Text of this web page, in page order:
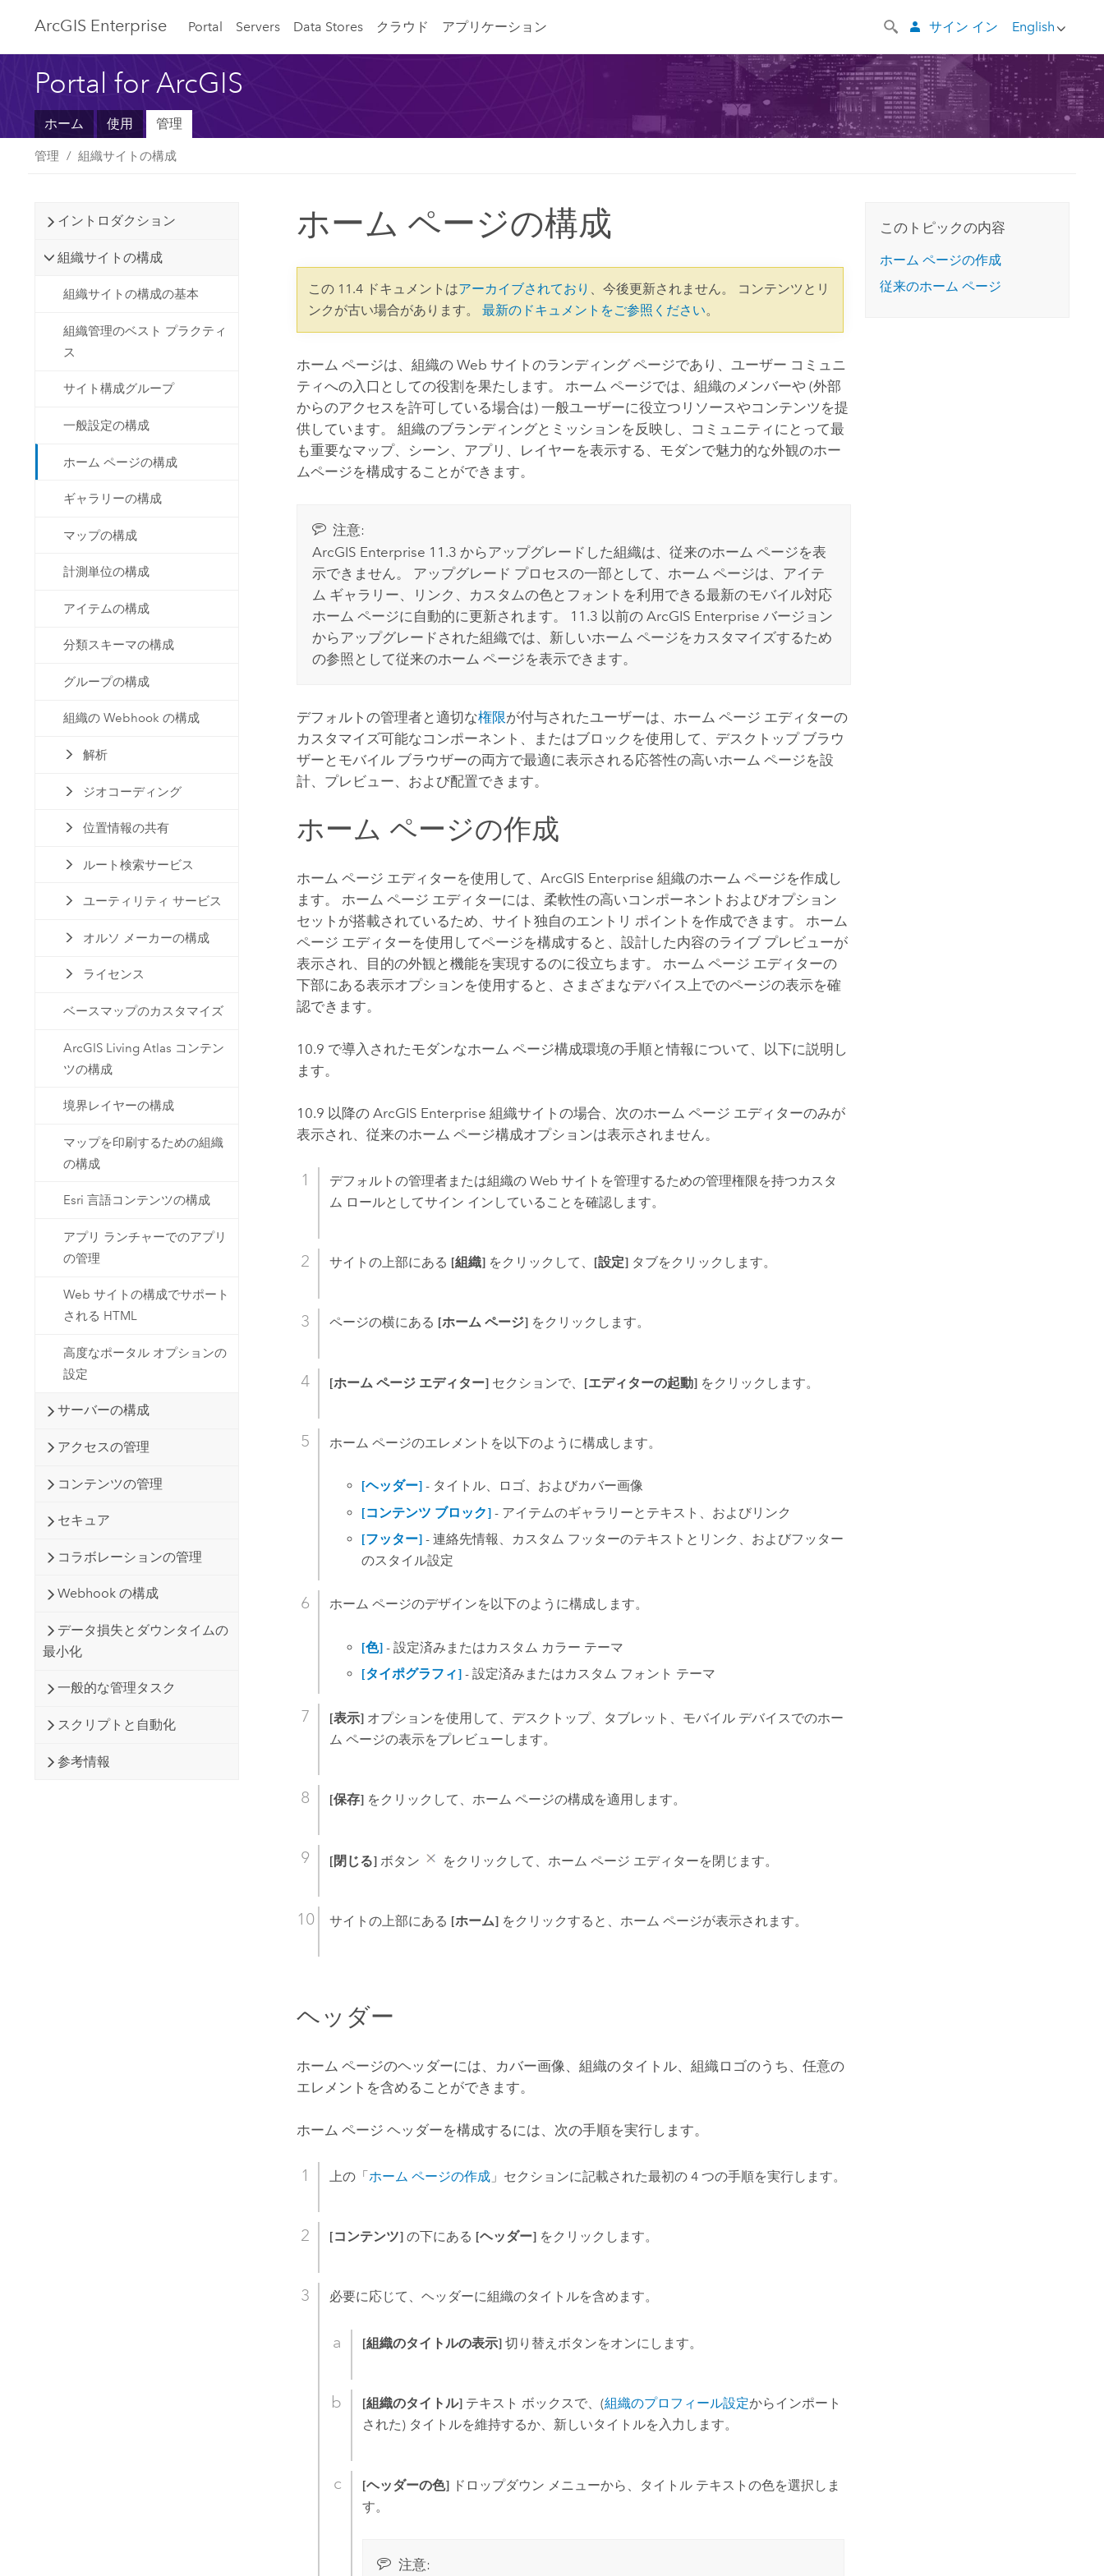
ArcGIS Enterprise Portal Servers Data Stores クラウド アプリケーション English
サイン イン
Portal for ArcGIS
ホーム 使用 管理
管理 組織サイトの構成
イントロダクション
組織サイトの構成
組織サイトの構成の基本
組織管理のベスト プラクティ
ス
サイト構成グループ
一般設定の構成
ホーム ページの構成
ギャラリーの構成
マップの構成
計測単位の構成
アイテムの構成
分類スキーマの構成
グループの構成
組織の Webhook の構成
解析
ジオコーディング
位置情報の共有
ルート検索サービス
ユーティリティ サービス
オルソ メーカーの構成
ライセンス
ベースマップのカスタマイズ
ArcGIS Living Atlas コンテン
ツの構成
境界レイヤーの構成
マップを印刷するための組織
の構成
Esri 言語コンテンツの構成
アプリ ランチャーでのアプリ
の管理
Web サイトの構成でサポート
される HTML
高度なポータル オプションの
設定
サーバーの構成
アクセスの管理
コンテンツの管理
セキュア
コラボレーションの管理
Webhook の構成
データ損失とダウンタイムの
最小化
一般的な管理タスク
スクリプトと自動化
参考情報
ホーム ページの構成
この 11.4 ドキュメントはアーカイブされており 、今後更新されません。 コンテンツとリ
ンクが古い場合があります。最新のドキュメントをご参照ください。
ホーム ページは、組織の Web サイトのランディング ページであり、ユーザー コミュニ
ティへの入口としての役割を果たします。 ホーム ページでは、組織のメンバーや (外部
からのアクセスを許可している場合は) 一般ユーザーに役立つリソースやコンテンツを提
供しています。 組織のブランディングとミッションを反映し、コミュニティにとって最
も重要なマップ、シーン、アプリ、レイヤーを表示する、モダンで魅力的な外観のホー
ムページを構成することができます。
注意:
ArcGIS Enterprise 11.3 からアップグレードした組織は、従来のホーム ページを表
示できません。 アップグレード プロセスの一部として、ホーム ページは、アイテ
ム ギャラリー、リンク、カスタムの色とフォントを利用できる最新のモバイル対応
ホーム ページに自動的に更新されます。 11.3 以前の ArcGIS Enterprise バージョン
からアップグレードされた組織では、新しいホーム ページをカスタマイズするため
の参照として従来のホーム ページを表示できます。
デフォルトの管理者と適切な権限が付与されたユーザーは、ホーム ページ エディターの
カスタマイズ可能なコンポーネント、またはブロックを使用して、デスクトップ ブラウ
ザーとモバイル ブラウザーの両方で最適に表示される応答性の高いホーム ページを設
計、プレビュー、および配置できます。
ホーム ページの作成
ホーム ページ エディターを使用して、ArcGIS Enterprise 組織のホーム ページを作成し
ます。
ホーム ページ エディターには、柔軟性の高いコンポーネントおよびオプション
セットが搭載されているため、サイト独自のエントリ ポイントを作成できます。 ホーム
ページ エディターを使用してページを構成すると、設計した内容のライブ プレビューが
表示され、目的の外観と機能を実現するのに役立ちます。 ホーム ページ エディターの
下部にある表示オプションを使用すると、さまざまなデバイス上でのページの表示を確
認できます。
10.9 で導入されたモダンなホーム ページ構成環境の手順と情報について、以下に説明し
ます。
10.9 以降のArcGIS Enterprise 組織サイトの場合、次のホーム ページ エディターのみが
表示され、従来のホーム ページ構成オプションは表示されません。
デフォルトの管理者または組織の Web サイトを管理するための管理権限を持つカスタ
ム ロールとしてサイン インしていることを確認します。
サイトの上部にある [組織] をクリックして、 [設定] タブをクリックします。
ページの横にある [ホーム ページ] をクリックします。
[ホーム ページ エディター] セクションで、 [エディターの起動] をクリックします。
ホーム ページのエレメントを以下のように構成します。
[ヘッダー]- タイトル、ロゴ、およびカバー画像
[コンテンツ ブロック]- アイテムのギャラリーとテキスト、およびリンク
[フッター]- 連絡先情報、カスタム フッターのテキストとリンク、およびフッター
のスタイル設定
ホーム ページのデザインを以下のように構成します。
[色]- 設定済みまたはカスタム カラー テーマ
[タイポグラフィ]- 設定済みまたはカスタム フォント テーマ
[表示] オプションを使用して、デスクトップ、タブレット、モバイル デバイスでのホー
ム ページの表示をプレビューします。
[保存] をクリックして、ホーム ページの構成を適用します。
[閉じる] ボタン をクリックして、ホーム ページ エディターを閉じます。
サイトの上部にある [ホーム] をクリックすると、ホーム ページが表示されます。
ヘッダー
ホーム ページのヘッダーには、カバー画像、組織のタイトル、組織ロゴのうち、任意の
エレメントを含めることができます。
ホーム ページ ヘッダーを構成するには、次の手順を実行します。
上の「ホーム ページの作成 」セクションに記載された最初の 4 つの手順を実行します。
[コンテンツ] の下にある [ヘッダー] をクリックします。
必要に応じて、ヘッダーに組織のタイトルを含めます。
[組織のタイトルの表示]切り替えボタンをオンにします。
[組織のタイトル]テキスト ボックスで、(組織のプロフィール設定からインポート
された) タイトルを維持するか、新しいタイトルを入力します。
[ヘッダーの色]ドロップダウン メニューから、タイトル テキストの色を選択しま
す。
注意:
このトピックの内容
ホーム ページの作成
従来のホーム ページ